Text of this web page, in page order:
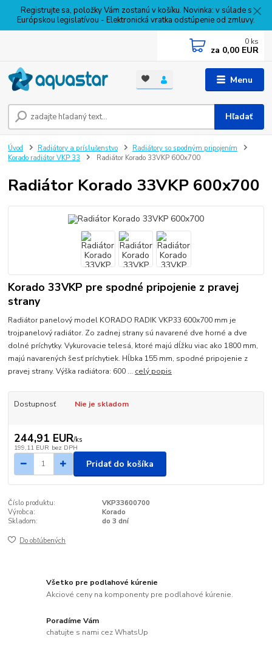
Registrujte sa, položky Vám zostanú v košíku. Novinka: v súlade s
Európskou legislatívou - Elektronická vratka odstúpenie od zmluvy.
Menu
Hľadať
0 ks
za 0,00 EUR
Úvod Radiátory a príslušenstvo
Radiátory so spodným pripojením
Korado radiátor VKP 33
Radiátor Korado 33VKP 600x700
Radiátor Korado 33VKP 600x700
Korado 33VKP pre spodné pripojenie z pravej
strany
Radiátor panelový model KORADO RADIK VKP33 600x700 mm je
trojpanelový radiátor. Zo zadnej strany sú navarené dve horné a dve
dolné príchytky. Vykurovacie telesá, ktoré majú dĺžku viac ako 1800 mm,
majú navarených šesť príchytiek. Hĺbka 155 mm, spodné pripojenie z
pravej strany. Výška radiátora: 600 ... celý popis
Dostupnosť Nie je skladom
244,91 EUR/ks
199,11 EUR bez DPH
Pridať do košíka
Číslo produktu:
VKP33600700
Výrobca:
Korado
Skladom:
do 3 dní
Do obľúbených
Všetko pre podlahové kúrenie
Akciové ceny na komponenty pre podlahové kúrenie.
Poradíme Vám
chatujte s nami cez WhatsUp